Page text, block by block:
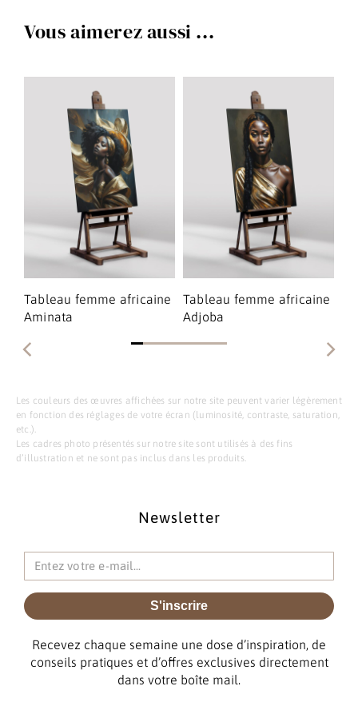
Vous aimerez aussi ...
Tableau femme africaine
Aminata
Tableau femme africaine
Adjoba
Les couleurs des œuvres affichées sur notre site peuvent varier légèrement
en fonction des réglages de votre écran (luminosité, contraste, saturation,
etc.).
Les cadres photo présentés sur notre site sont utilisés à des fins
d’illustration et ne sont pas inclus dans les produits.
Newsletter
S'inscrire
Recevez chaque semaine une dose d’inspiration, de
conseils pratiques et d’offres exclusives directement
dans votre boîte mail.